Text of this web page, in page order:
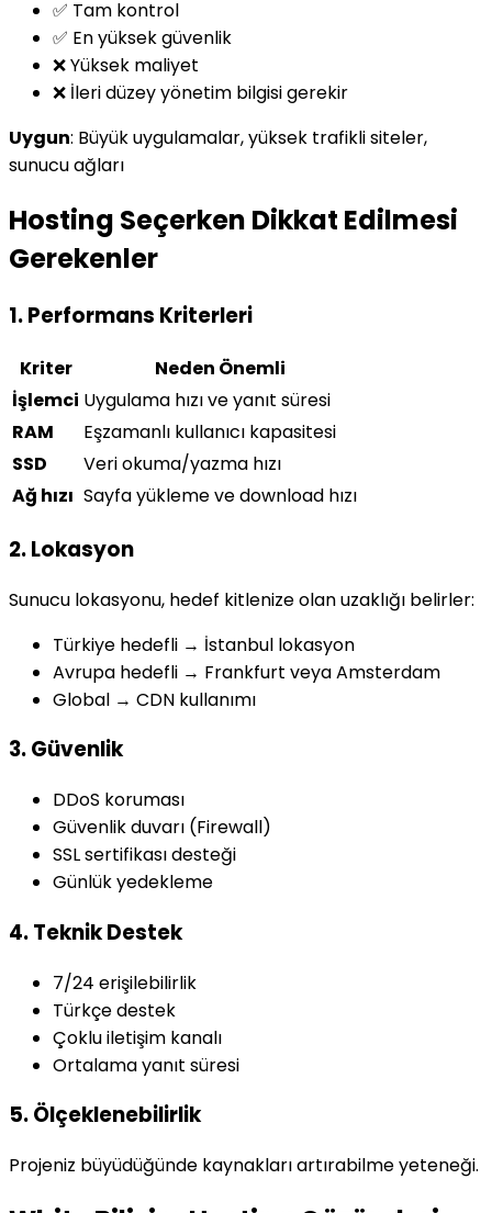
✅ Tam kontrol
✅ En yüksek güvenlik
❌ Yüksek maliyet
❌ İleri düzey yönetim bilgisi gerekir
Uygun: Büyük uygulamalar, yüksek trafikli siteler,
sunucu ağları
Hosting Seçerken Dikkat Edilmesi
Gerekenler
1. Performans Kriterleri
Kriter
Neden Önemli
İşlemci Uygulama hızı ve yanıt süresi
RAM
Eşzamanlı kullanıcı kapasitesi
SSD
Veri okuma/yazma hızı
Ağ hızı Sayfa yükleme ve download hızı
2. Lokasyon
Sunucu lokasyonu, hedef kitlenize olan uzaklığı belirler:
Türkiye hedefli → İstanbul lokasyon
Avrupa hedefli → Frankfurt veya Amsterdam
Global → CDN kullanımı
3. Güvenlik
DDoS koruması
Güvenlik duvarı (Firewall)
SSL sertifikası desteği
Günlük yedekleme
4. Teknik Destek
7/24 erişilebilirlik
Türkçe destek
Çoklu iletişim kanalı
Ortalama yanıt süresi
5. Ölçeklenebilirlik
Projeniz büyüdüğünde kaynakları artırabilme yeteneği.